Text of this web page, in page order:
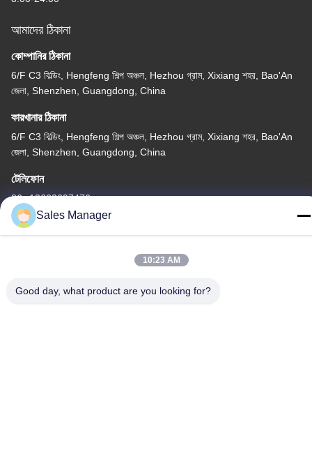
আমাদের ঠিকানা
কোম্পানির ঠিকানা
6/F C3 বিল্ডিং, Hengfeng শিল্প অঞ্চল, Hezhou গ্রাম, Xixiang শহর, Bao'An
জেলা, Shenzhen, Guangdong, China
কারখানার ঠিকানা
6/F C3 বিল্ডিং, Hengfeng শিল্প অঞ্চল, Hezhou গ্রাম, Xixiang শহর, Bao'An
জেলা, Shenzhen, Guangdong, China
টেলিফোন
86--13662697476
Lunfeng Technology Co., Ltd সমস্ত অধিকার সংরক্ষিত।
Sales Manager
10:23 AM
Good day, what product are you looking for?